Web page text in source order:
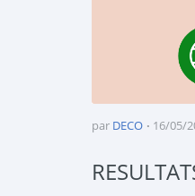
par DECO 16/05/